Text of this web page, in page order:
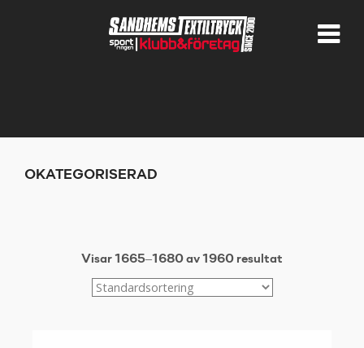
OKATEGORISERAD
Visar 1665–1680 av 1960 resultat